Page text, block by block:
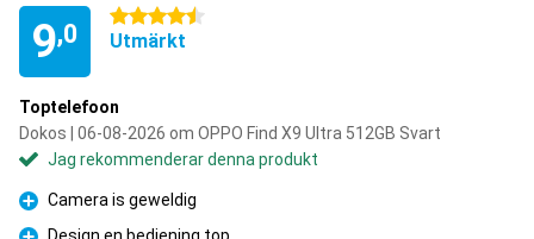
9,0
4.5 stjärnor
Utmärkt
Toptelefoon
Dokos | 06-08-2026 om OPPO Find X9 Ultra 512GB Svart
Jag rekommenderar denna produkt
Fördelar
Camera is geweldig